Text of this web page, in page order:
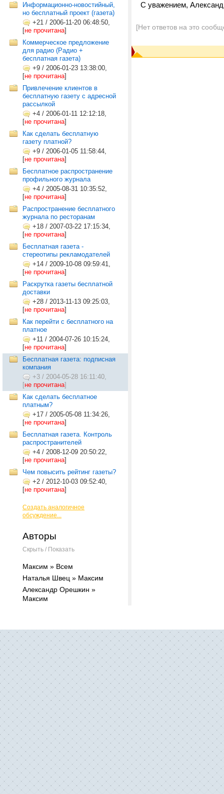
Информационно-новостийный,
но бесплатный проект (газета)
+21 / 2006-11-20 06:48:50,
[не прочитана]
Коммерческое предложение
для радио (Радио +
бесплатная газета)
+9 / 2006-01-23 13:38:00,
[не прочитана]
Привлечение клиентов в
бесплатную газету с адресной
рассылкой
+4 / 2006-01-11 12:12:18,
[не прочитана]
Как сделать бесплатную
газету платной?
+9 / 2006-01-05 11:58:44,
[не прочитана]
Бесплатное распространение
профильного журнала
+4 / 2005-08-31 10:35:52,
[не прочитана]
Распространение бесплатного
журнала по ресторанам
+18 / 2007-03-22 17:15:34,
[не прочитана]
Бесплатная газета -
стереотипы рекламодателей
+14 / 2009-10-08 09:59:41,
[не прочитана]
Раскрутка газеты бесплатной
доставки
+28 / 2013-11-13 09:25:03,
[не прочитана]
Как перейти с бесплатного на
платное
+11 / 2004-07-26 10:15:24,
[не прочитана]
Бесплатная газета: подписная
компания
+3 / 2004-05-28 16:11:40,
[не прочитана]
Как сделать бесплатное
платным?
+17 / 2005-05-08 11:34:26,
[не прочитана]
Бесплатная газета. Контроль
распространителей
+4 / 2008-12-09 20:50:22,
[не прочитана]
Чем повысить рейтинг газеты?
+2 / 2012-10-03 09:52:40,
[не прочитана]
Создать аналогичное
обсуждение...
Авторы
Скрыть / Показать
Максим » Всем
Наталья Швец » Максим
Александр Орешкин »
Максим
С уважением,
[Нет ответов на это